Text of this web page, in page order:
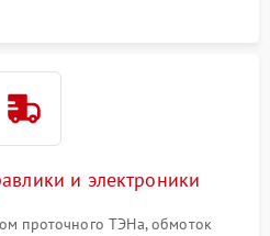
и электроники
проточного ТЭНа, обмоток